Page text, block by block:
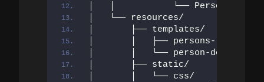
│   │           └── Person.
│   └── resources/
│       ├──
│       │   ├── persons-list.
│       │   └── person-details.
│       ├──
│       │   └── css/